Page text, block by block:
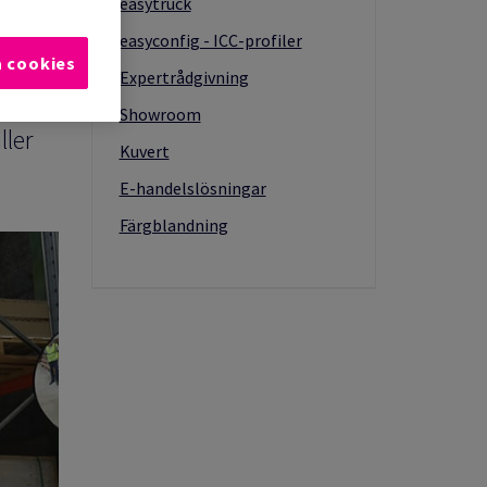
till
easyconfig - ICC-profiler
Expertrådgivning
Showroom
Kuvert
E-handelslösningar
Färgblandning
cookies